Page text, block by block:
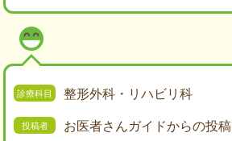
整形外科・リハビリ科
お医者さんガイドからの投稿